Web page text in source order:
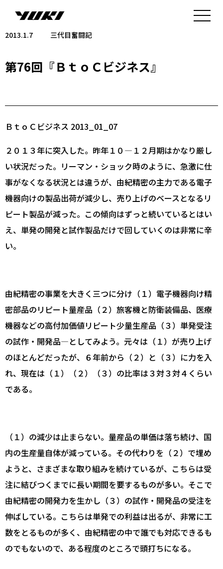
2013.1.7 三代目奮闘記
第76回『ＢｔｏＣビジネス』
ＢｔｏＣビジネス 2013_01_07
２０１３年に突入した。昨年１０―１２月期はかなり厳し
い状況だった。リーマン・ショック時のように、急激に仕
事がなくなる状況とは違うが、由紀精密の主力である電子
機器向けの製品出荷が減少し、売り上げのベースとなるリ
ピート製品が減った。この傾向はずっと続いているとはい
え、単発の開発と試作製品だけで回していくのは非常に辛
い。
由紀精密の事業を大きく三つに分け（１）電子機器向け精
密部品のリピート量産品（２）旅客機と防衛装備品、医療
機器などの高付加価値リピート少量生産品（３）単発受注
の試作・開発品―としてみよう。元々は（１）が売り上げ
のほとんどだったが、６年前から（２）と（３）に力を入
れ、現在は（１）（２）（３）の比率は３対３対４くらい
である。
（１）の減少は止まらない。量産品の単価は落ち続け、国
内の生産量自体が減っている。その代わりを（２）で埋め
ようと、さまざまな取り組みを続けているが、こちらは受
注に結びつくまでに長い期間を要するものが多い。そこで
由紀精密の開発力を生かし（３）の試作・開発品の受注を
伸ばしている。こちらは単発での利益は出るが、非常に工
数をとるものが多く、由紀精密の中で誰でも対応できるも
のでもないので、ある程度のところで頭打ちになる。